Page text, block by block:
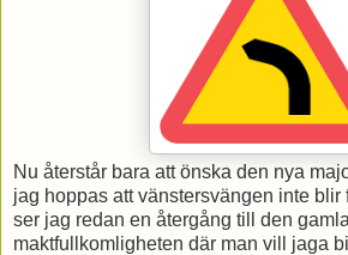
Nu återstår bara att önska den nya
jag hoppas att vänstersvängen inte blir
ser jag redan en återgång till den
maktfullkomligheten där man vill jaga